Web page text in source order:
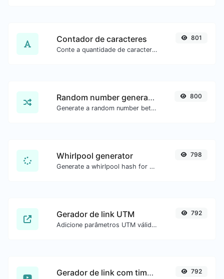
Contador de caracteres
Conte a quantidade de caracteres e palavras de um texto.
801
Random number generator
Generate a random number between a given range.
800
Whirlpool generator
Generate a whirlpool hash for any string input.
798
Gerador de link UTM
Adicione parâmetros UTM válidos e gere um link rastreável UTM.
792
Gerador de link com timestamp do YouTube 792